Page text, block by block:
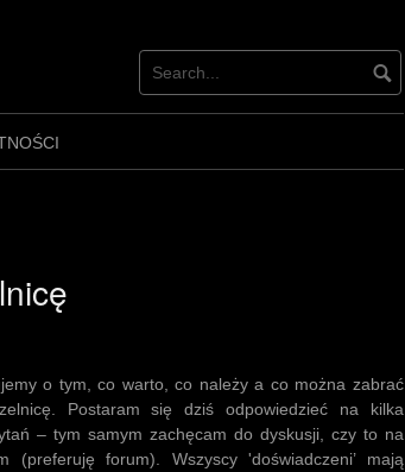
o tym, co warto, co należy a co można zabrać
Postaram się dziś odpowiedzieć na kilka
– tym samym zachęcam do dyskusji, czy to na
(preferuję forum). Wszyscy 'doświadczeni’ mają